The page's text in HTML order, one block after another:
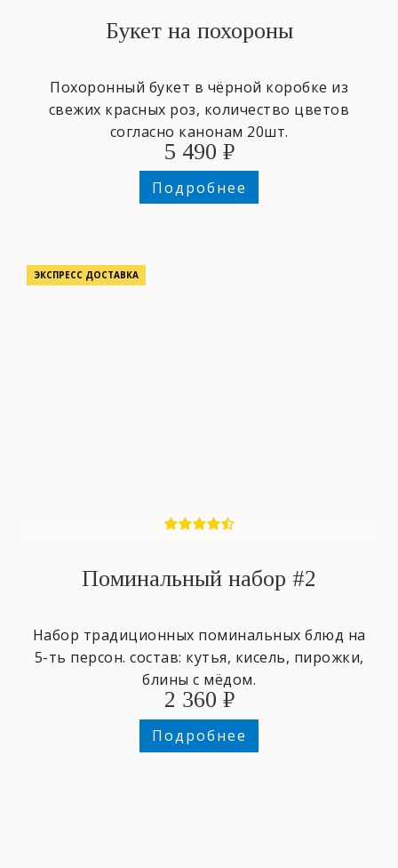
Букет на похороны
Похоронный букет в чёрной коробке из
свежих красных роз, количество цветов
согласно канонам 20шт.
5 490 ₽
Подробнее
ЭКСПРЕСС ДОСТАВКА
Поминальный набор #2
Набор традиционных поминальных блюд на
5-ть персон. состав: кутья, кисель, пирожки,
блины с мёдом.
2 360 ₽
Подробнее